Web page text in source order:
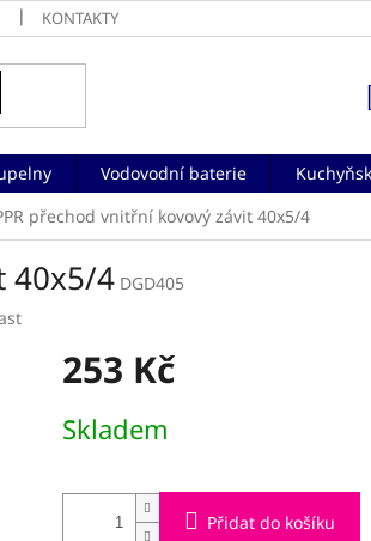
KONTAKTY
Vodovodní baterie
přechod vnitřní kovový závit 40x5/4
40x5/4 DGD405
253 Kč
cena:
Skladem
Přidat do košíku